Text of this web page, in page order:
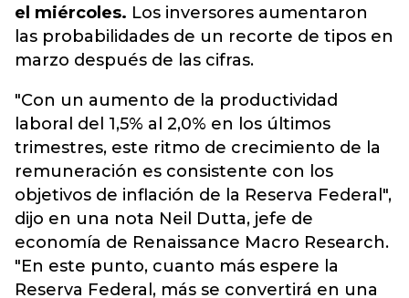
el miércoles. Los inversores aumentaron
las probabilidades de un recorte de tipos en
marzo después de las cifras.
"Con un aumento de la productividad
laboral del 1,5% al ​​2,0% en los últimos
trimestres, este ritmo de crecimiento de la
remuneración es consistente con los
objetivos de inflación de la Reserva Federal",
dijo en una nota Neil Dutta, jefe de
economía de Renaissance Macro Research.
"En este punto, cuanto más espere la
Reserva Federal, más se convertirá en una